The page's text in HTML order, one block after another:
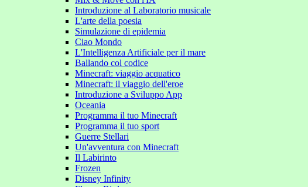
Introduzione al Laboratorio musicale
L'arte della poesia
Simulazione di epidemia
Ciao Mondo
L'Intelligenza Artificiale per il mare
Ballando col codice
Minecraft: viaggio acquatico
Minecraft: il viaggio dell'eroe
Introduzione a Sviluppo App
Oceania
Programma il tuo Minecraft
Programma il tuo sport
Guerre Stellari
Un'avventura con Minecraft
Il Labirinto
Frozen
Disney Infinity